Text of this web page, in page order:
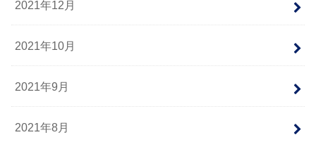
2021年12月
2021年10月
2021年9月
2021年8月